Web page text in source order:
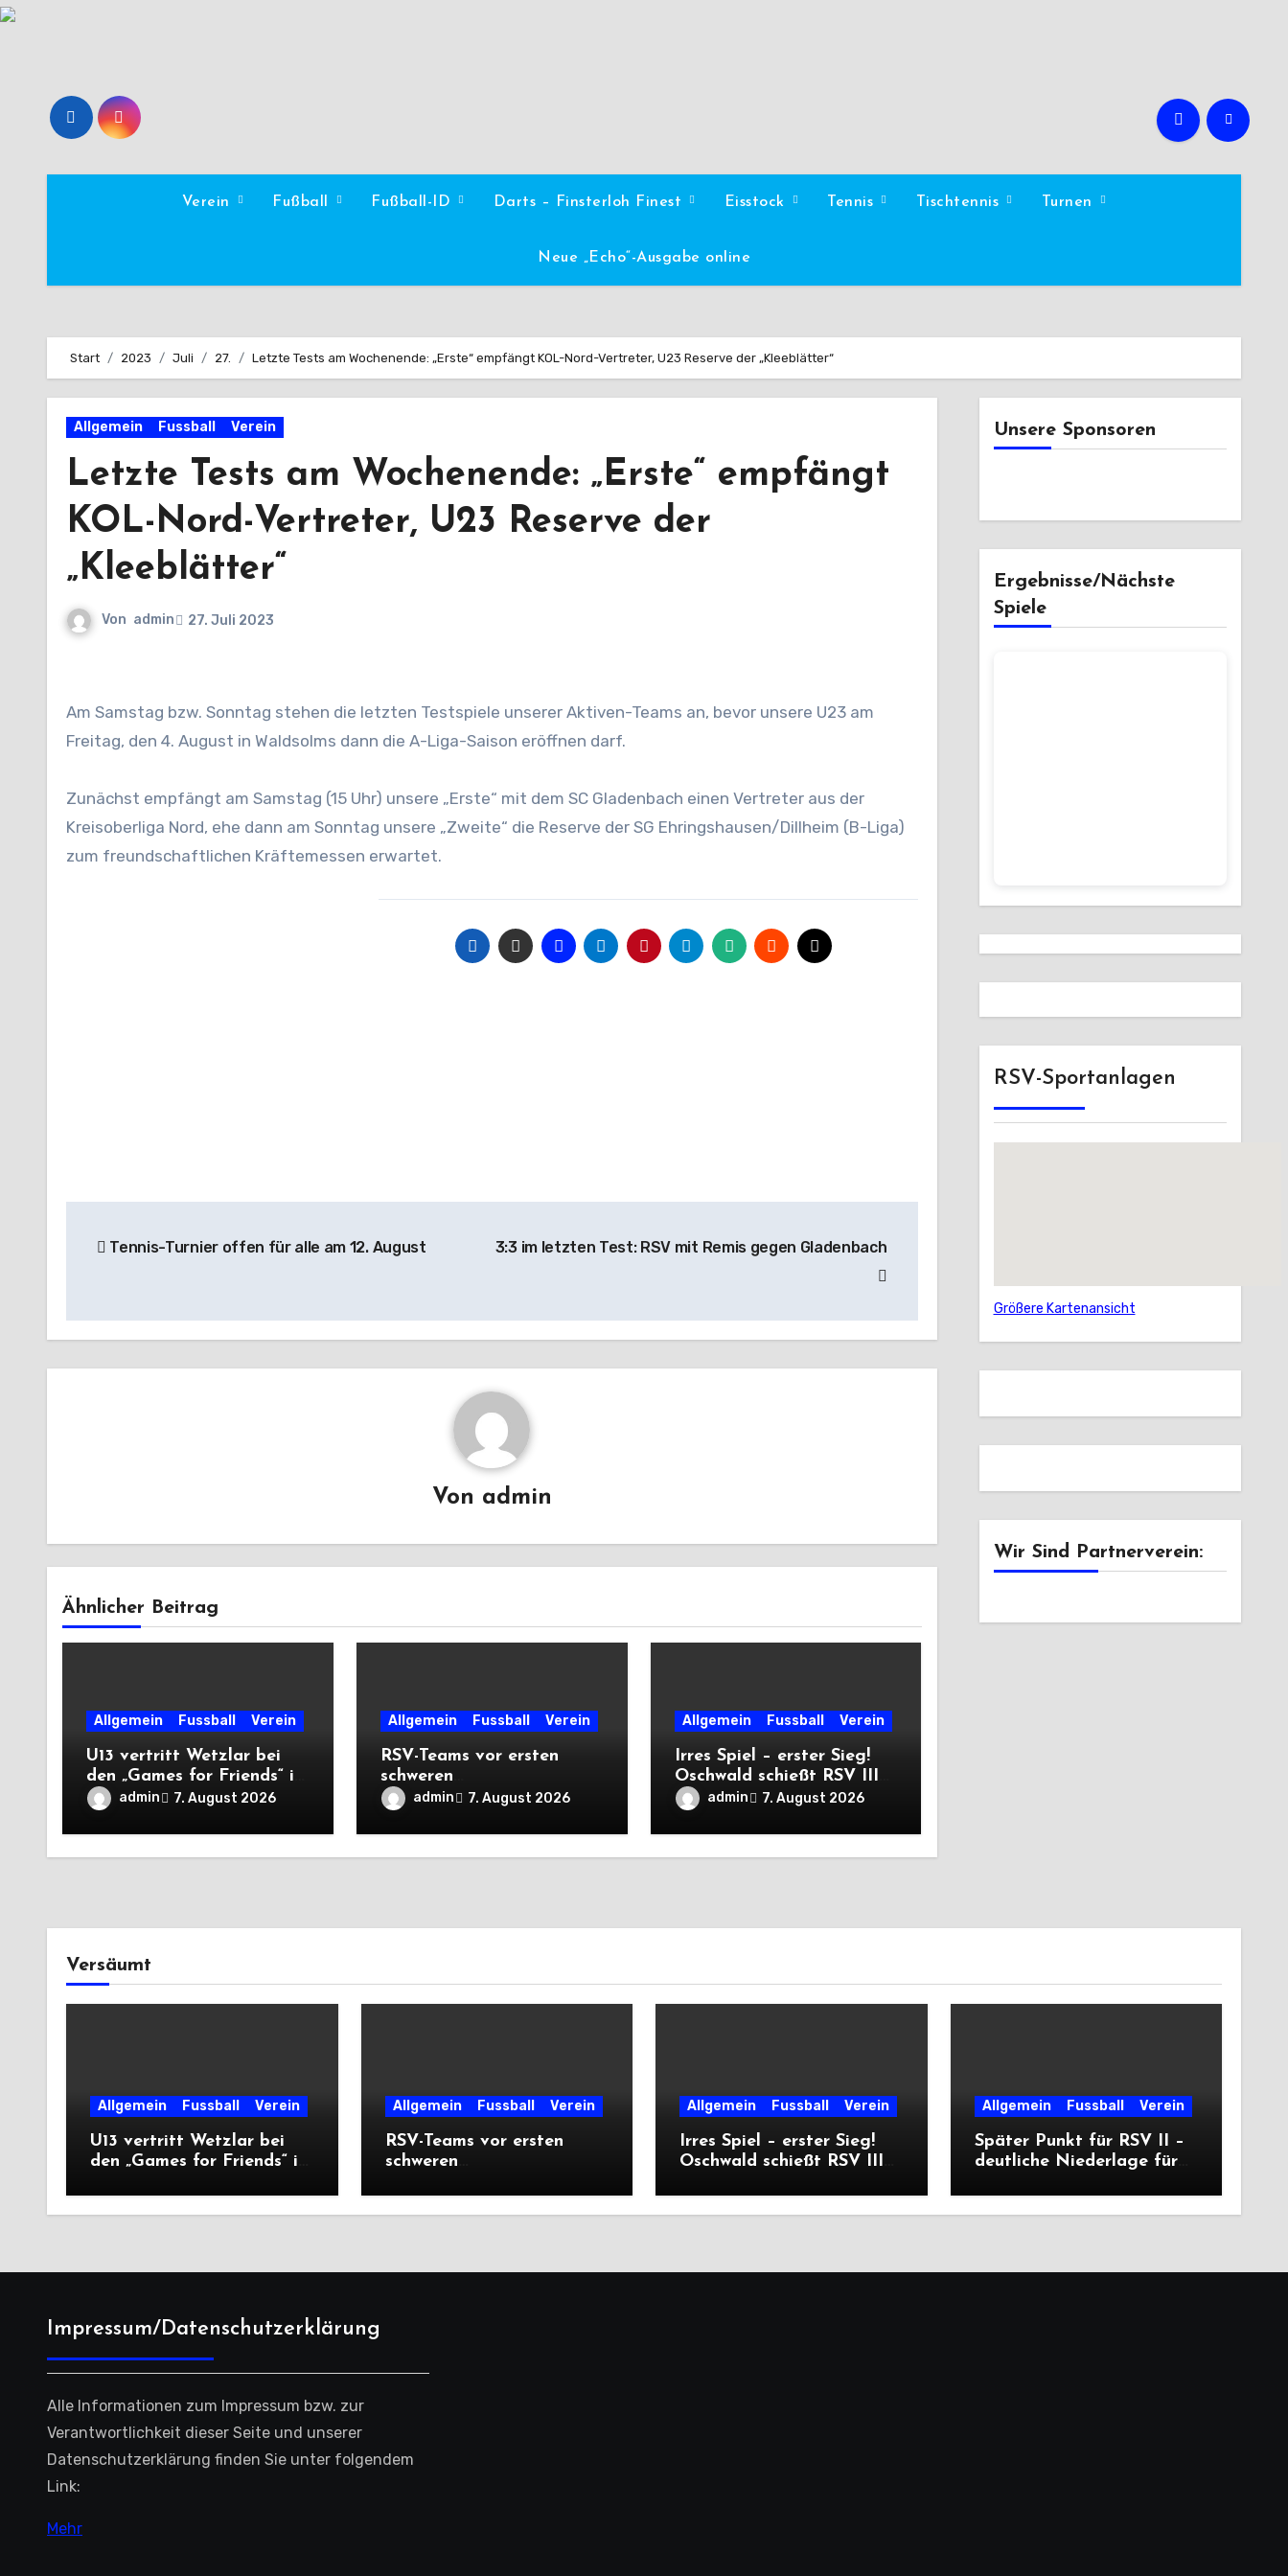
Zum
Verein Fußball Fußball-ID Darts – Finsterloh Finest Eisstock Tennis Tischtennis Turnen
Neue „Echo“-Ausgabe online
Start 2023 Juli 27. Letzte Tests am Wochenende: „Erste“ empfängt KOL-Nord-Vertreter, U23 Reserve der „Kleeblätter“
Allgemein Fussball Verein
Letzte Tests am Wochenende: „Erste“ empfängt
KOL-Nord-Vertreter, U23 Reserve der
„Kleeblätter“
Von admin 27. Juli 2023
Am Samstag bzw. Sonntag stehen die letzten Testspiele unserer Aktiven-Teams an, bevor unsere U23 am
Freitag, den 4. August in Waldsolms dann die A-Liga-Saison eröffnen darf.
Zunächst empfängt am Samstag (15 Uhr) unsere „Erste“ mit dem SC Gladenbach einen Vertreter aus der
Kreisoberliga Nord, ehe dann am Sonntag unsere „Zweite“ die Reserve der SG Ehringshausen/Dillheim (B-Liga)
zum freundschaftlichen Kräftemessen erwartet.
Tennis-Turnier offen für alle am 12. August 3:3 im letzten Test: RSV mit Remis gegen Gladenbach
Von admin
Ähnlicher Beitrag
Allgemein Fussball Verein
U13 vertritt Wetzlar bei
den „Games for Friends“ in
Tschechien
admin 7. August 2026
Allgemein Fussball Verein
RSV-Teams vor ersten
schweren
Auswärtsprüfungen der
Saison
admin 7. August 2026
Allgemein Fussball Verein
Irres Spiel – erster Sieg!
Oschwald schießt RSV III
mit Viererpack zu
Premiere
admin 7. August 2026
Unsere Sponsoren
Ergebnisse/Nächste
Spiele
RSV-Sportanlagen
Größere Kartenansicht
Wir Sind Partnerverein:
Versäumt
Allgemein Fussball Verein
U13 vertritt Wetzlar bei
den „Games for Friends“ in
Allgemein Fussball Verein
RSV-Teams vor ersten
schweren
Saison
Allgemein Fussball Verein
Irres Spiel – erster Sieg!
Oschwald schießt RSV III
Premiere
Allgemein Fussball Verein
Später Punkt für RSV II –
deutliche Niederlage für
Impressum/Datenschutzerklärung
Alle Informationen zum Impressum bzw. zur
Verantwortlichkeit dieser Seite und unserer
Datenschutzerklärung finden Sie unter folgendem
Link:
Mehr